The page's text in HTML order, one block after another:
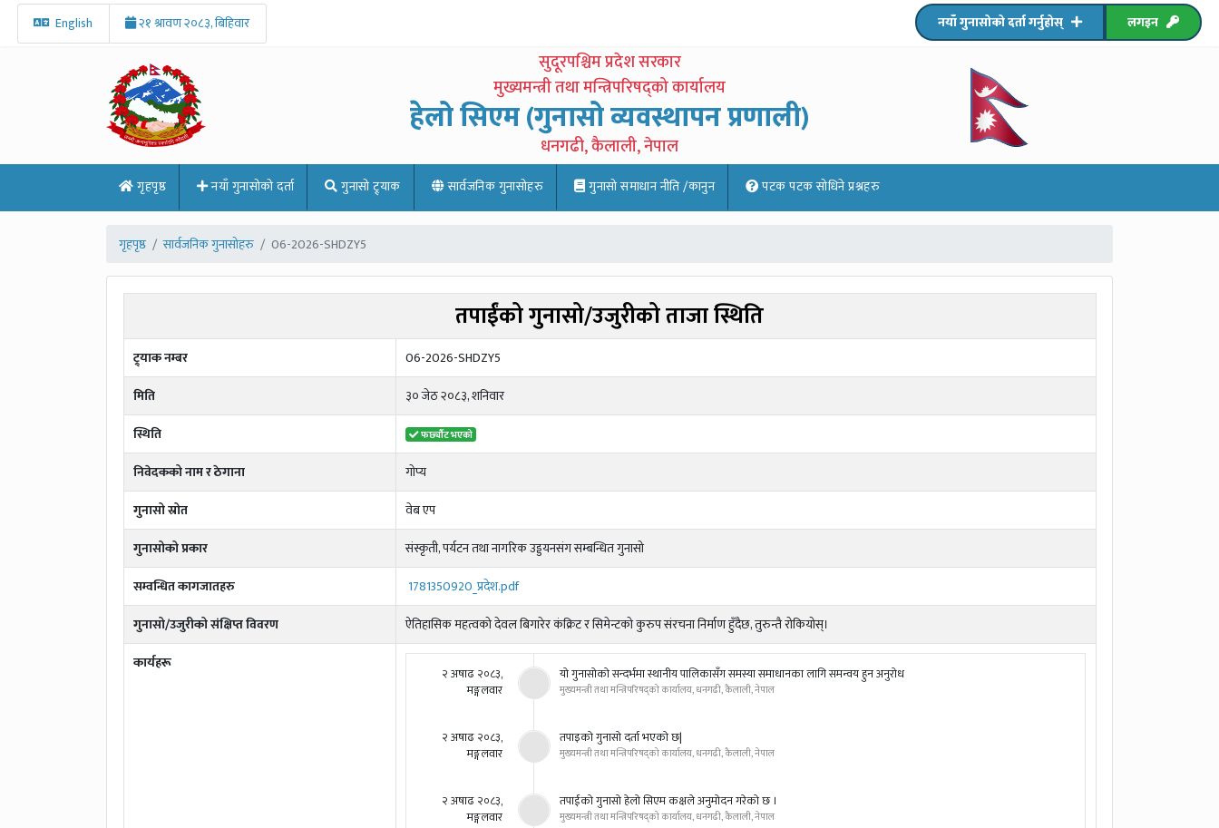
English २१ श्रावण २०८३, बिहिवार नयाँ गुनासोको दर्ता गर्नुहोस् लगइन
सुदूरपश्चिम प्रदेश सरकार
मुख्यमन्त्री तथा मन्त्रिपरिषद्को कार्यालय
हेलो सिएम (गुनासो व्यवस्थापन प्रणाली)
धनगढी, कैलाली, नेपाल
गृहपृष्ठ नयाँ गुनासोको दर्ता गुनासो ट्र्याक सार्वजनिक गुनासोहरु गुनासो समाधान नीति /कानुन पटक पटक साेधिने प्रश्नहरु
गृहपृष्ठ सार्वजनिक गुनासोहरु 06-2026-SHDZY5
तपाईंको गुनासो/उजुरीको ताजा स्थिति
ट्र्याक नम्बर
06-2026-SHDZY5
मिति
३० जेठ २०८३, शनिवार
स्थिति
फर्छ्यौट भएको
निवेदकको नाम र ठेगाना
गाेप्य
गुनासो स्रोत
वेब एप
गुनासोको प्रकार
संस्कृती, पर्यटन तथा नागरिक उड्डयनसंग सम्बन्धित गुनासो
सम्वन्धित कागजातहरु
1781350920_प्रदेश.pdf
गुनासो/उजुरीको संक्षिप्त विवरण
ऐतिहासिक महत्वको देवल बिगारेर कंक्रिट र सिमेन्टको कुरुप संरचना निर्माण हुँदैछ, तुरुन्तै रोकियोस्।
कार्यहरू
२ अषाढ २०८३,
मङ्गलवार
यो गुनासोको सन्दर्भमा स्थानीय पालिकासँग समस्या समाधानका लागि समन्वय हुन अनुरोध
मुख्यमन्त्री तथा मन्त्रिपरिषद्को कार्यालय, धनगढी, कैलाली, नेपाल
२ अषाढ २०८३,
मङ्गलवार
तपाइको गुनासो दर्ता भएको छ|
मुख्यमन्त्री तथा मन्त्रिपरिषद्को कार्यालय, धनगढी, कैलाली, नेपाल
२ अषाढ २०८३,
मङ्गलवार
तपाईको गुनासो हेलो सिएम कक्षले अनुमोदन गरेको छ ।
मुख्यमन्त्री तथा मन्त्रिपरिषद्को कार्यालय, धनगढी, कैलाली, नेपाल